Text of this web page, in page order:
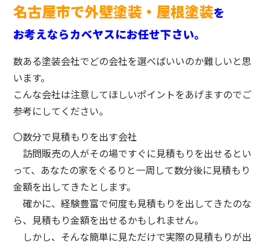
名古屋市で外壁塗装・屋根塗装を
お考えならカベヤスにお任せ下さい。
数ある塗装会社でどの会社を選べばいいのか難しいと思
います。
こんな会社は注意してほしいポイントをあげますのでご
参考にしてください。
〇数分で見積もりを出す会社
訪問販売の人がその場ですぐに見積もりを出せるとい
って、あなたの家をぐるりと一周して数分後に見積もり
金額を出してきたとします。
確かに、経験豊富で何度も見積もりを出してきたのな
ら、見積もり金額を出せるかもしれません。
しかし、そんな簡単に見ただけで実際の見積もりが出